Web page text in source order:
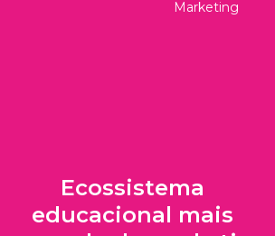
Marketing
Ecossistema
educacional mais